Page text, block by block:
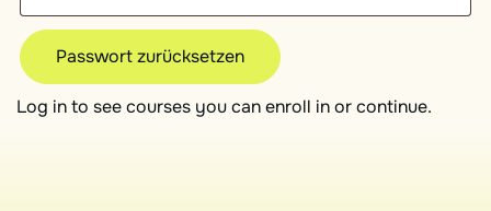
Passwort zurücksetzen
Log in to see courses you can enroll in or continue.